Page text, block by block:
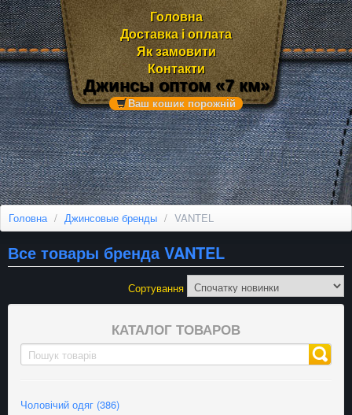
Головна
Доставка і оплата
Джинсы оптом «7 км»
Ваш кошик порожній
Як замовити
Контакти
Головна / Джинсовые бренды / VANTEL
КАТАЛОГ ТОВАРОВ
Чоловічий одяг (386)
Все товары бренда VANTEL
Сортування